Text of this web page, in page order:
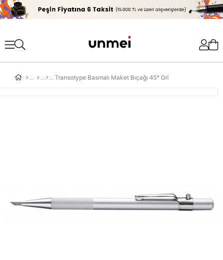
'
Transotype Basmalı Maket Bıçağı 45° Gri